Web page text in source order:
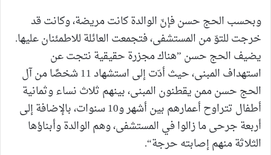
وبحسب الحج حسن فإنّ الوالدة كانت مريضة، وكانت قد
خرجت للتوّ من المستشفى، فتجمعت العائلة للاطمئنان عليها.
يضيف الحج حسن ”هناك مجزرة حقيقية نتجت عن
استهداف المبنى، حيث أدّت إلى استشهاد 11 شخصًا من آل
الحج حسن ممن يقطنون المبنى، بينهم ثلاث نساء وثمانية
أطفال تتراوح أعمارهم بين أشهر و10 سنوات، بالإضافة إلى
أربعة جرحى ما زالوا في المستشفى، وهم الوالدة وأبناؤها
الثلاثة منهم إصابته حرجة“.